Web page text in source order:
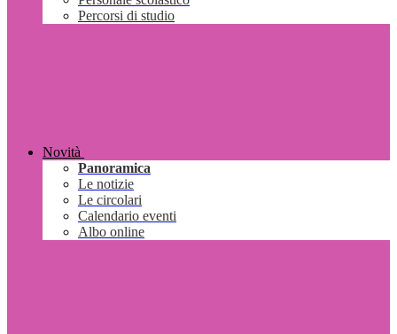
Percorsi di studio
Novità
Panoramica
Le notizie
Le circolari
Calendario eventi
Albo online